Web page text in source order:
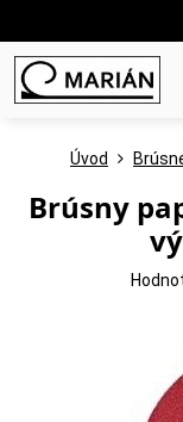
Úvod
Brúsny